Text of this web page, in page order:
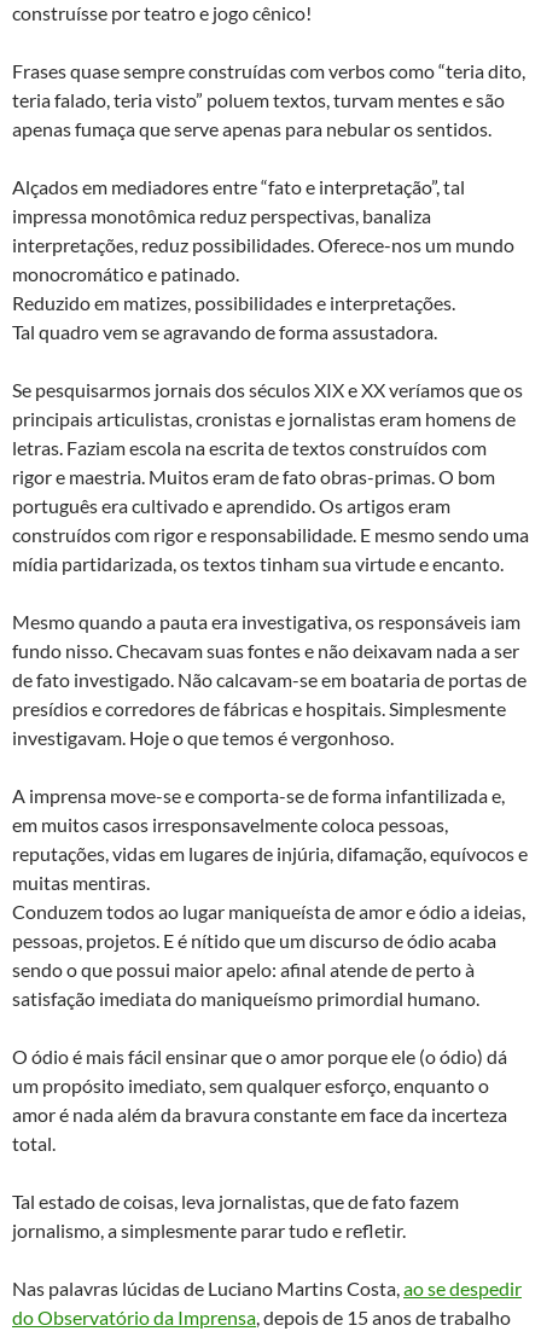
construísse por teatro e jogo cênico!
Frases quase sempre construídas com verbos como “teria dito,
teria falado, teria visto” poluem textos, turvam mentes e são
apenas fumaça que serve apenas para nebular os sentidos.
Alçados em mediadores entre “fato e interpretação”, tal
impressa monotômica reduz perspectivas, banaliza
interpretações, reduz possibilidades. Oferece-nos um mundo
monocromático e patinado.
Reduzido em matizes, possibilidades e interpretações.
Tal quadro vem se agravando de forma assustadora.
Se pesquisarmos jornais dos séculos XIX e XX veríamos que os
principais articulistas, cronistas e jornalistas eram homens de
letras. Faziam escola na escrita de textos construídos com
rigor e maestria. Muitos eram de fato obras-primas. O bom
português era cultivado e aprendido. Os artigos eram
construídos com rigor e responsabilidade. E mesmo sendo uma
mídia partidarizada, os textos tinham sua virtude e encanto.
Mesmo quando a pauta era investigativa, os responsáveis iam
fundo nisso. Checavam suas fontes e não deixavam nada a ser
de fato investigado. Não calcavam-se em boataria de portas de
presídios e corredores de fábricas e hospitais. Simplesmente
investigavam. Hoje o que temos é vergonhoso.
A imprensa move-se e comporta-se de forma infantilizada e,
em muitos casos irresponsavelmente coloca pessoas,
reputações, vidas em lugares de injúria, difamação, equívocos e
muitas mentiras.
Conduzem todos ao lugar maniqueísta de amor e ódio a ideias,
pessoas, projetos. E é nítido que um discurso de ódio acaba
sendo o que possui maior apelo: afinal atende de perto à
satisfação imediata do maniqueísmo primordial humano.
O ódio é mais fácil ensinar que o amor porque ele (o ódio) dá
um propósito imediato, sem qualquer esforço, enquanto o
amor é nada além da bravura constante em face da incerteza
total.
Tal estado de coisas, leva jornalistas, que de fato fazem
jornalismo, a simplesmente parar tudo e refletir.
Nas palavras lúcidas de Luciano Martins Costa,ao se despedir
do Observatório da Imprensa, depois de 15 anos de trabalho